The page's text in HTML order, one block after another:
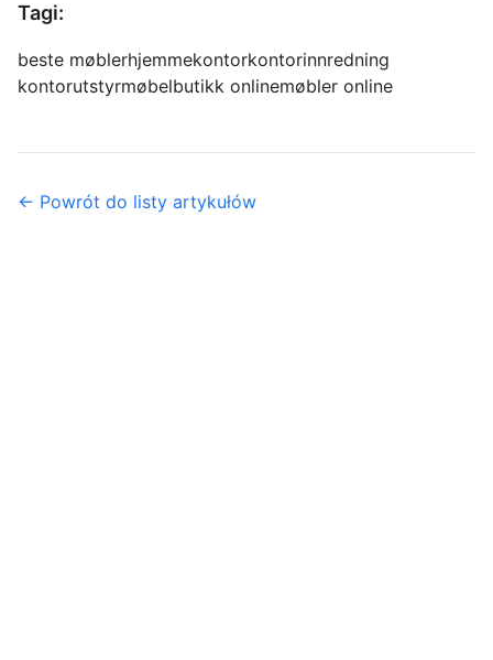
Tagi:
beste møblerhjemmekontorkontorinnredning
kontorutstyrmøbelbutikk onlinemøbler online
← Powrót do listy artykułów